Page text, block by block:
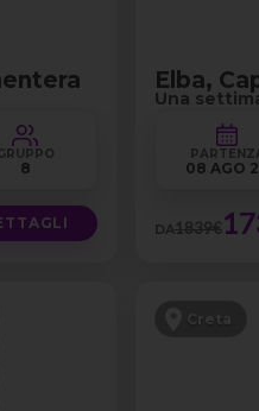
8
Elba,
Una
08 AGO
DA1839€
Creta